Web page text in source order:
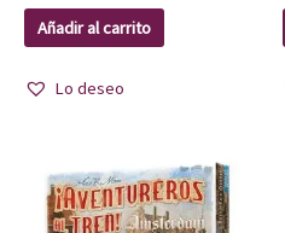
Añadir al carrito
Lo deseo